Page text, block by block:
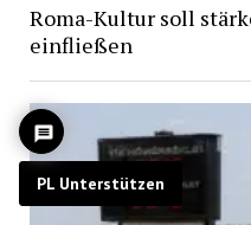
Roma-Kultur soll
einfließen
PL Unterstützen